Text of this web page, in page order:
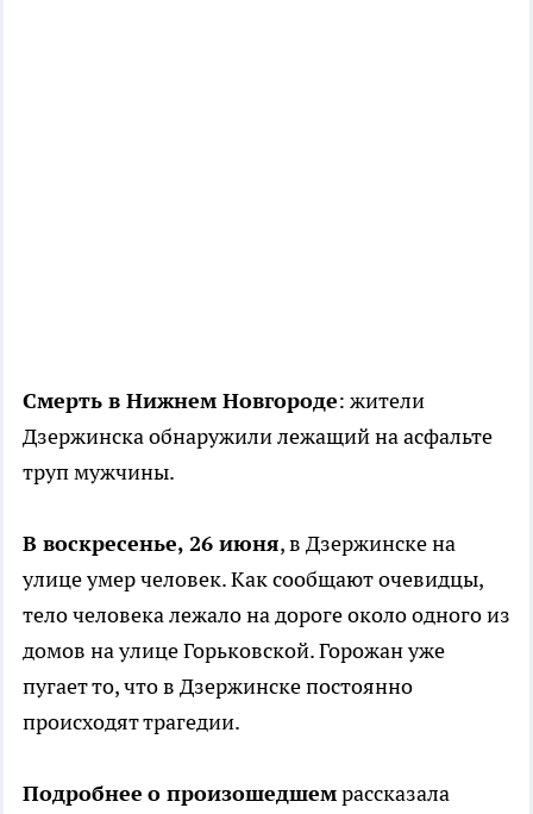
Смерть в Нижнем Новгороде: жители
Дзержинска обнаружили лежащий на асфальте
труп мужчины.
В воскресенье, 26 июня, в Дзержинске на
улице умер человек. Как сообщают очевидцы,
тело человека лежало на дороге около одного из
домов на улице Горьковской. Горожан уже
пугает то, что в Дзержинске постоянно
происходят трагедии.
Подробнее о произошедшемрассказала